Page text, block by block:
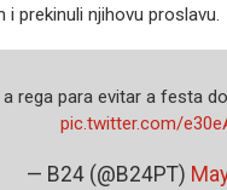
prekinuli njihovu proslavu.
rega para evitar a festa
pic.twitter.com/
— B24 (@B24PT)